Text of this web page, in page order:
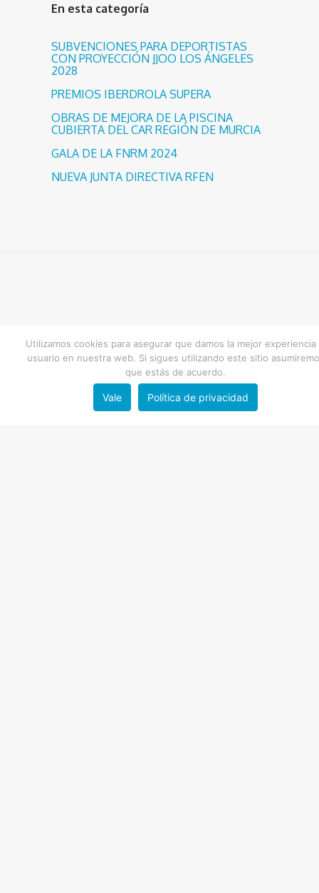
En esta categoría
SUBVENCIONES PARA DEPORTISTAS
CON PROYECCIÓN JJOO LOS ÁNGELES
2028
PREMIOS IBERDROLA SUPERA
OBRAS DE MEJORA DE LA PISCINA
CUBIERTA DEL CAR REGIÓN DE MURCIA
GALA DE LA FNRM 2024
NUEVA JUNTA DIRECTIVA RFEN
Entradas
relacionadas
Utilizamos cookies para asegurar que damos la mejor experiencia
usuario en nuestra web. Si sigues utilizando este sitio
que estás de acuerdo.
Vale Política de privacidad